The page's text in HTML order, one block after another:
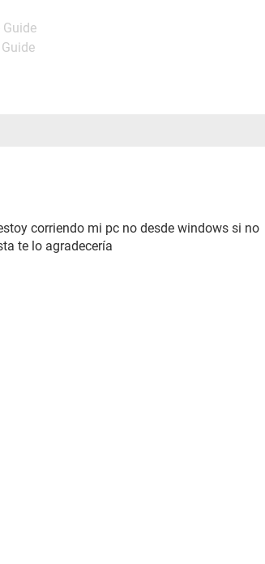
Guide
Guide
corriendo mi pc no desde windows si no
te lo agradecería